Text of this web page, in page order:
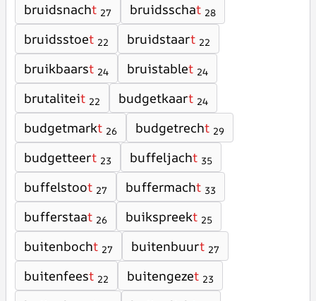
bruidsnacht 27 bruidsschat 28
bruidsstoet 22 bruidstaart 22
bruikbaarst 24 bruistablet 24
brutaliteit 22 budgetkaart 24
budgetmarkt 26 budgetrecht 29
budgetteert 23 buffeljacht 35
buffelstoot 27 buffermacht 33
bufferstaat 26 buikspreekt 25
buitenbocht 27 buitenbuurt 27
buitenfeest 22 buitengezet 23